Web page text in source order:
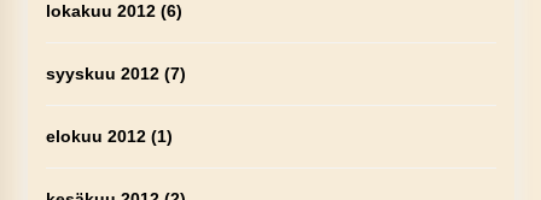
lokakuu 2012(6)
syyskuu 2012(7)
elokuu 2012(1)